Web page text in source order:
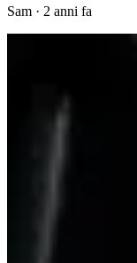
Sam · 2 anni fa